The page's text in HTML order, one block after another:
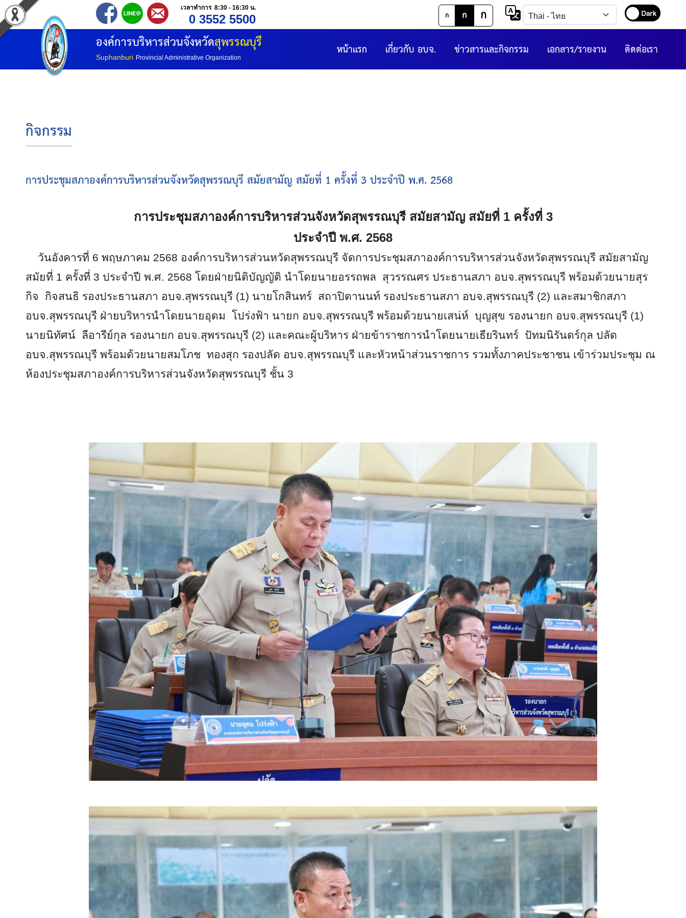
เวลาทำการ 8:30 - 16:30 น.
0 3552 5500 ก ก ก
องค์การบริหารส่วนจังหวัดสุพรรณบุรี
Suphanburi Provincial Administrative Organization ติดต่อเรา
เอกสาร/รายงาน
ข่าวสารและกิจกรรม
เกี่ยวกับ อบจ.
หน้าแรก
กิจกรรม
การประชุมสภาองค์การบริหารส่วนจังหวัดสุพรรณบุรี สมัยสามัญ สมัยที่ 1 ครั้งที่ 3 ประจำปี พ.ศ. 2568
การประชุมสภาองค์การบริหารส่วนจังหวัดสุพรรณบุรี สมัยสามัญ สมัยที่ 1 ครั้งที่ 3
ประจำปี พ.ศ. 2568
วันอังคารที่ 6 พฤษภาคม 2568 องค์การบริหารส่วนหวัดสุพรรณบุรี จัดการประชุมสภาองค์การบริหารส่วนจังหวัดสุพรรณบุรี สมัยสามัญ
สมัยที่ 1 ครั้งที่ 3 ประจำปี พ.ศ. 2568 โดยฝ่ายนิติบัญญัติ นำโดยนายอรรถพล สุวรรณศร ประธานสภา อบจ.สุพรรณบุรี พร้อมด้วยนายสุร
กิจ กิจสนธิ รองประธานสภา อบจ.สุพรรณบุรี (1) นายโกสินทร์ สถาปิตานนท์ รองประธานสภา อบจ.สุพรรณบุรี (2) และสมาชิกสภา
อบจ.สุพรรณบุรี ฝ่ายบริหารนำโดยนายอุดม โปร่งฟ้า นายก อบจ.สุพรรณบุรี พร้อมด้วยนายเสน่ห์ บุญสุข รองนายก อบจ.สุพรรณบุรี (1)
นายนิทัศน์ ลีอารีย์กุล รองนายก อบจ.สุพรรณบุรี (2) และคณะผู้บริหาร ฝ่ายข้าราชการนำโดยนายเธียรินทร์ ปัทมนิรันดร์กุล ปลัด
อบจ.สุพรรณบุรี พร้อมด้วยนายสมโภช ทองสุก รองปลัด อบจ.สุพรรณบุรี และหัวหน้าส่วนราชการ รวมทั้งภาคประชาชน เข้าร่วมประชุม ณ
ห้องประชุมสภาองค์การบริหารส่วนจังหวัดสุพรรณบุรี ชั้น 3